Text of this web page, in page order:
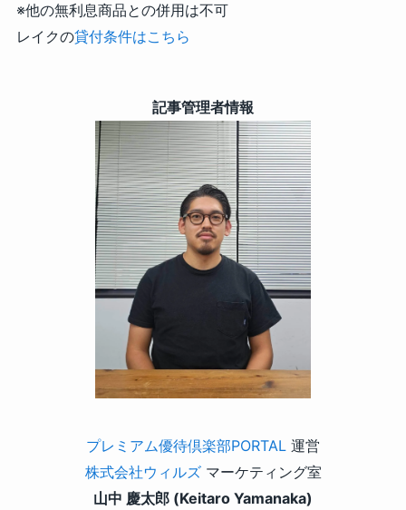
※他の無利息商品との併用は不可
レイクの貸付条件はこちら
記事管理者情報
プレミアム優待倶楽部PORTAL 運営
株式会社ウィルズマーケティング室
山中 慶太郎 (Keitaro Yamanaka)